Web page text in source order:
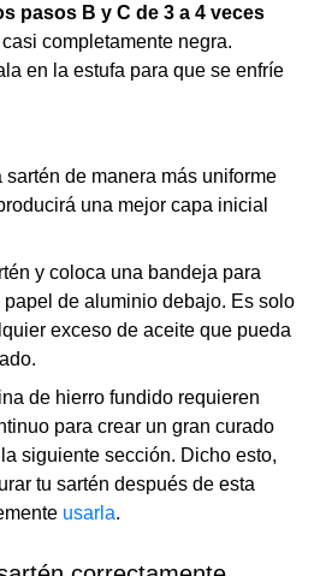
pasos B y C de 3 a 4 veces
completamente negra.
en la estufa para que se enfríe
sartén de manera más uniforme
una mejor capa inicial
y coloca una bandeja para
papel de aluminio debajo. Es solo
exceso de aceite que pueda
de hierro fundido requieren
para crear un gran curado
siguiente sección. Dicho esto,
tu sartén después de esta
usarla.